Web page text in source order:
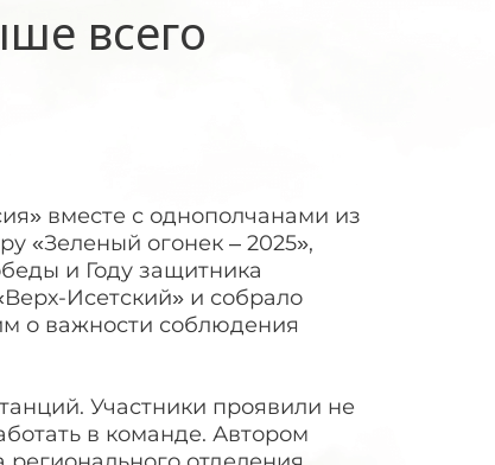
всего
вместе с однополчанами из
«Зеленый огонек – 2025»,
и Году защитника
Исетский» и собрало
о важности соблюдения
Участники проявили не
в команде. Автором